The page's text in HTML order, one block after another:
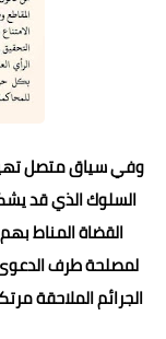
وفي سياق متصل تهيب
السلوك الذي قد
القضاة المناط
لمصلحة طرف
الجرائم الملاحقة